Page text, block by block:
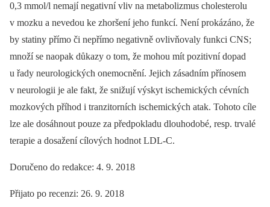
0,3 mmol/l nemají negativní vliv na metabolizmus cholesterolu
v mozku a nevedou ke zhoršení jeho funkcí. Není prokázáno, že
by statiny přímo či nepřímo negativně ovlivňovaly funkci CNS;
množí se naopak důkazy o tom, že mohou mít pozitivní dopad
u řady neurologických onemocnění. Jejich zásadním přínosem
v neurologii je ale fakt, že snižují výskyt isch­emických cévních
mozkových příhod i tranzitorních ischemických atak. Tohoto cíle
lze ale dosáhnout pouze za předpokladu dlouhodobé, resp. trvalé
terapie a dosažení cílových hodnot LDL-C.
Doručeno do redakce: 4. 9. 2018
Přijato po recenzi: 26. 9. 2018